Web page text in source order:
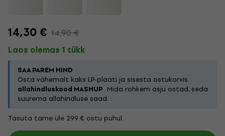
14,30 € 14,90 €
Laos olemas 1 tükk
SAA PAREM HIND
Osta vähemalt kaks LP-plaati ja sisesta ostukorvis
allahindluskood MASHUP. Mida rohkem asju ostad, seda
suurema allahindluse saad.
Tasuta tarne üle 299 € ostu puhul.